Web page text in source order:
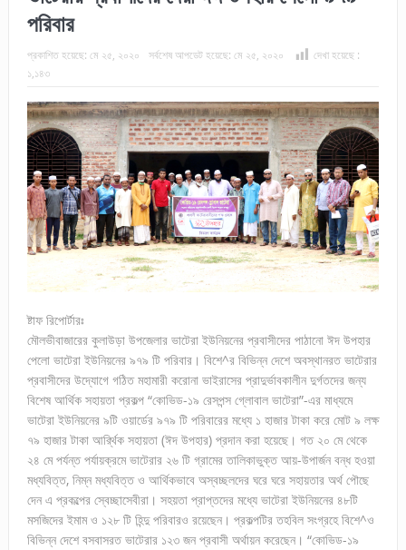
পরিবার
প্রকাশিত হয়েছে: মে ২৫, ২০২০ সর্বশেষ আপডেট হয়েছে: মে ২৫, ২০২০
দেখা হয়েছে :
১,১৪৩
ষ্টাফ রিপোর্টারঃ
মৌলভীবাজারের কুলাউড়া উপজেলার ভাটেরা ইউনিয়নের প্রবাসীদের পাঠানো ঈদ উপহার
পেলো ভাটেরা ইউনিয়নের ৯৭৯ টি পরিবার। বিশে^র বিভিন্ন দেশে অবস্থানরত ভাটেরার
প্রবাসীদের উদ্যোগে গঠিত মহামারী করোনা ভাইরাসের প্রাদুর্ভাবকালীন দুর্গতদের জন্য
বিশেষ আর্থিক সহায়তা প্রকল্প “কোভিড-১৯ রেসপন্স গ্লোবাল ভাটেরা”-এর মাধ্যমে
ভাটেরা ইউনিয়নের ৯টি ওয়ার্ডের ৯৭৯ টি পরিবারের মধ্যে ১ হাজার টাকা করে মোট ৯ লক্ষ
৭৯ হাজার টাকা আর্র্থিক সহায়তা (ঈদ উপহার) প্রদান করা হয়েছে। গত ২০ মে থেকে
২৪ মে পর্যন্ত পর্যায়ক্রমে ভাটেরার ২৬ টি গ্রামের তালিকাভুক্ত আয়-উপার্জন বন্ধ হওয়া
মধ্যবিত্ত, নিম্ন মধ্যবিত্ত ও আর্থিকভাবে অস্বচ্ছলদের ঘরে ঘরে সহায়তার অর্থ পৌছে
দেন এ প্রকল্পের স্বেচ্ছাসেবীরা। সহয়তা প্রাপ্তদের মধ্যে ভাটেরা ইউনিয়নের ৪৮টি
মসজিদের ইমাম ও ১২৮ টি হিন্দু পরিবারও রয়েছেন। প্রকল্পটির তহবিল সংগ্রহে বিশে^ও
বিভিন্ন দেশে বসবাসরত ভাটেরার ১২৩ জন প্রবাসী অর্থায়ন করেছেন। “কোভিড-১৯